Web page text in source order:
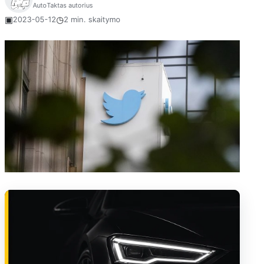
AutoTaktas autorius
▣2023-05-12◷2 min. skaitymo